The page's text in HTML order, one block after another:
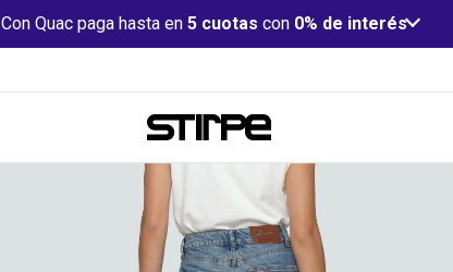
Con Quac paga hasta en 5 cuotas con 0% de interés